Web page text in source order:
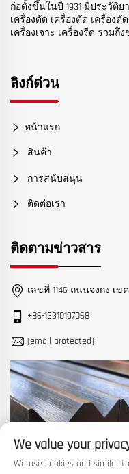
ก่อตั้งขึ้นในปี 1931 มีประวัติ
เครื่องดัด เครื่องตัด เครื่องตั
เครื่องเจาะ เครื่องรีด รวม
ลิงก์ด่วน
หน้าแรก
สินค้า
การสนับสนุน
ติดต่อเรา
ติดตามข่าวสาร
เลขที่ 1146 ถนนจงกง เข
+86-13310197068
[email protected]
We value your
We use cookies and similar